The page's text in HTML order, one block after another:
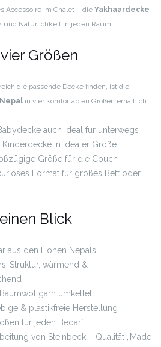
Accessoire im Chalet – die Yakhaardecke
und Natürlichkeit in jeden Raum.
Größen
die passende Decke finden, ist die
in vier komfortablen Größen erhältlich:
auch ideal für unterwegs
Kinderdecke in idealer Größe
Größe für die Couch
Format für großes Bett oder
Blick
aus den Höhen Nepals
Struktur, wärmend &
umkettelt
& plastikfreie Herstellung
für jeden Bedarf
von Steinbeck – Qualität „Made